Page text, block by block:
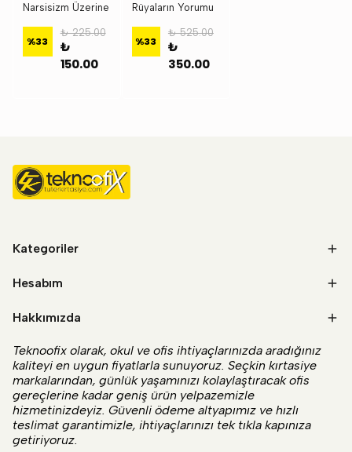
Narsisizm Üzerine
%33
₺ 225.00
₺
150.00
Rüyaların Yorumu
%33
₺ 525.00
₺
350.00
Kategoriler
Hesabım
Hakkımızda
Teknoofix olarak, okul ve ofis ihtiyaçlarınızda aradığınız
kaliteyi en uygun fiyatlarla sunuyoruz. Seçkin kırtasiye
markalarından, günlük yaşamınızı kolaylaştıracak ofis
gereçlerine kadar geniş ürün yelpazemizle
hizmetinizdeyiz. Güvenli ödeme altyapımız ve hızlı
teslimat garantimizle, ihtiyaçlarınızı tek tıkla kapınıza
getiriyoruz.